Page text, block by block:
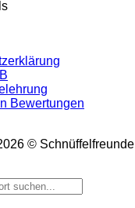
Bewertungen
© Schnüffelfreunde